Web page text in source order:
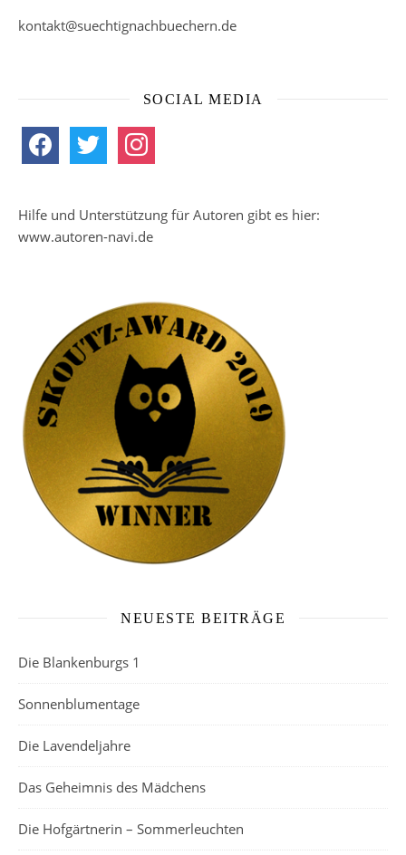
kontakt@suechtignachbuechern.de
SOCIAL MEDIA
facebook twitter instagram
Hilfe und Unterstützung für Autoren gibt es hier:
www.autoren-navi.de
NEUESTE BEITRÄGE
Die Blankenburgs 1
Sonnenblumentage
Die Lavendeljahre
Das Geheimnis des Mädchens
Die Hofgärtnerin – Sommerleuchten